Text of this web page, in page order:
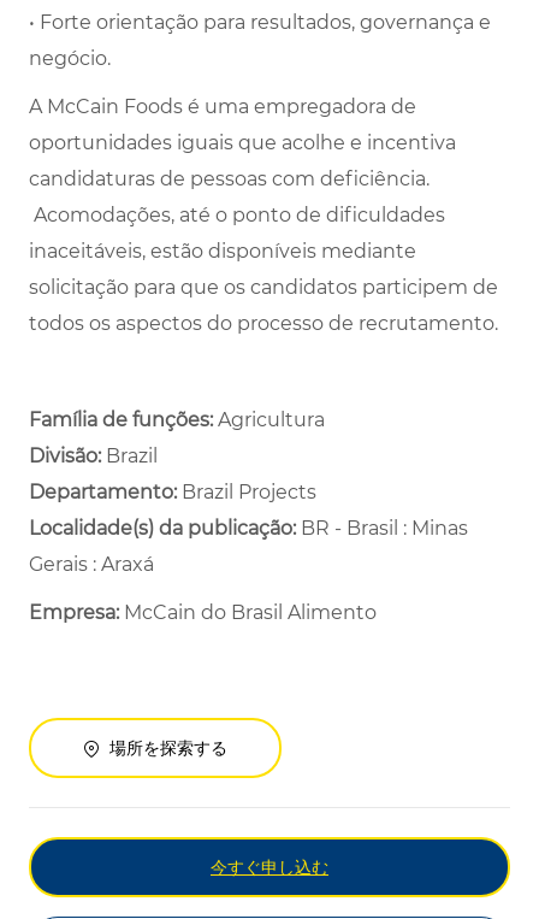
• Forte orientação para resultados, governança e
negócio.
A McCain Foods é uma empregadora de
oportunidades iguais que acolhe e incentiva
candidaturas de pessoas com deficiência.
Acomodações, até o ponto de dificuldades
inaceitáveis, estão disponíveis mediante
solicitação para que os candidatos participem de
todos os aspectos do processo de recrutamento.
Família de funções:Agricultura
Divisão: Brazil
Departamento: ​ Brazil Projects ​
Localidade(s) da publicação:BR - Brasil : Minas
Gerais : Araxá
Empresa: McCain do Brasil Alimento
場所を探索する
今すぐ申し込む